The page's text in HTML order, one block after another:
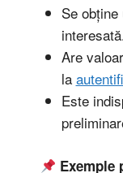
Se
Are
la
Este
Exemple